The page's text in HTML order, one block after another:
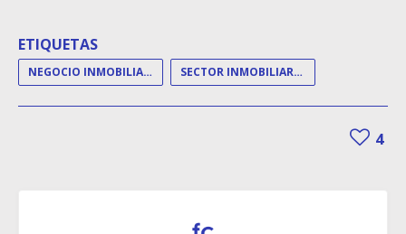
ETIQUETAS
NEGOCIO INMOBILIARIO SECTOR INMOBILIARIO
4